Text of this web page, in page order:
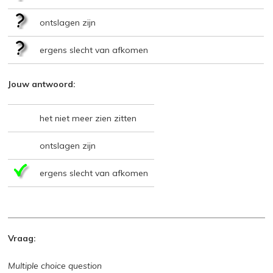
ontslagen zijn
ergens slecht van afkomen
Jouw antwoord:
het niet meer zien zitten
ontslagen zijn
ergens slecht van afkomen
Vraag:
Multiple choice question